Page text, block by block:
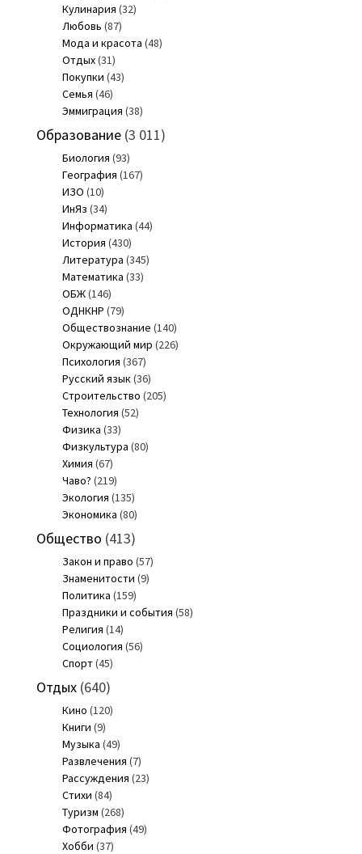
Кулинария (32)
Любовь (87)
Мода и красота (48)
Отдых(31)
Покупки (43)
Семья (46)
Эммиграция (38)
Образование(3 011)
Биология (93)
География (167)
ИЗО (10)
ИнЯз (34)
Информатика (44)
История (430)
Литература (345)
Математика (33)
ОБЖ(146)
ОДНКНР (79)
Обществознание (140)
Окружающий мир (226)
Психология (367)
Русский язык(36)
Строительство (205)
Технология (52)
Физика (33)
Физкультура (80)
Химия (67)
Чаво? (219)
Экология (135)
Экономика (80)
Общество (413)
Закон и право (57)
Знаменитости (9)
Политика (159)
Праздники и события (58)
Религия (14)
Социология (56)
Спорт(45)
Отдых(640)
Кино (120)
Книги (9)
Музыка (49)
Развлечения (7)
Рассуждения (23)
Стихи (84)
Туризм (268)
Фотография (49)
Хобби (37)